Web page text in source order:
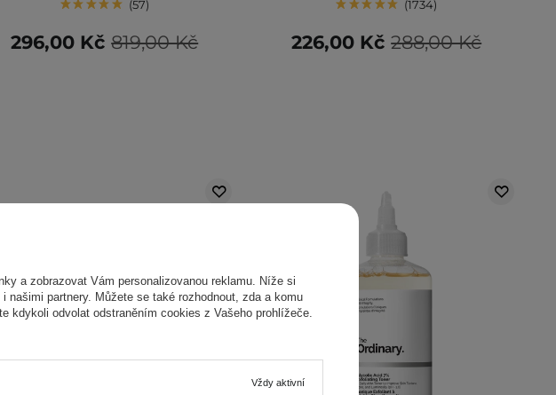
57
819,00 Kč
296,00 Kč
1734
288,00 Kč
226,00 Kč
a zobrazovat Vám personalizovanou reklamu. Níže si
partnery. Můžete se také rozhodnout, zda a komu
kdykoli odvolat odstraněním cookies z Vašeho prohlížeče.
Vždy aktivní